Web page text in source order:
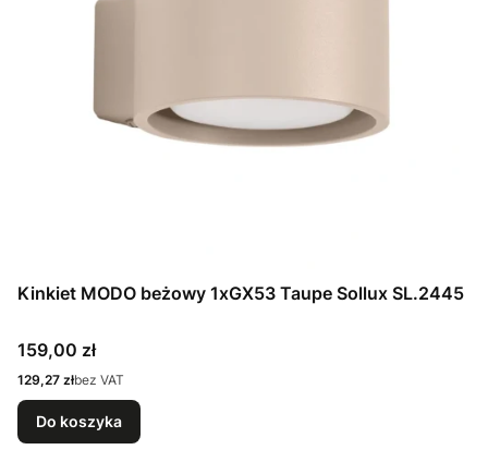
Kinkiet MODO beżowy 1xGX53 Taupe Sollux SL.2445
Cena
159,00 zł
Cena
129,27 złbez VAT
Do koszyka